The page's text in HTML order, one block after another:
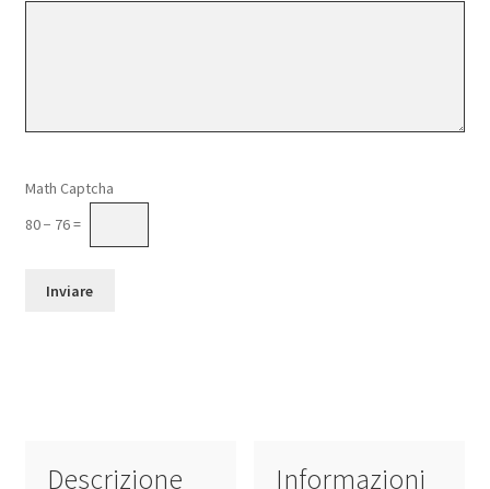
Math Captcha
80 − 76 =
Descrizione
Informazioni